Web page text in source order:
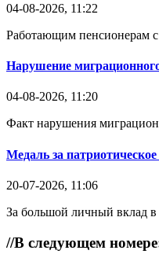
04-08-2026, 11:22
Работающим пенсионерам с
Нарушение
04-08-2026, 11:20
Факт нарушения
Медаль за
20-07-2026, 11:06
За большой личный вклад в
//В следующем